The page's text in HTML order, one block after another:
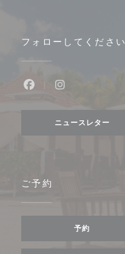
フォローしてください
ニュースレター
ご予約
予約